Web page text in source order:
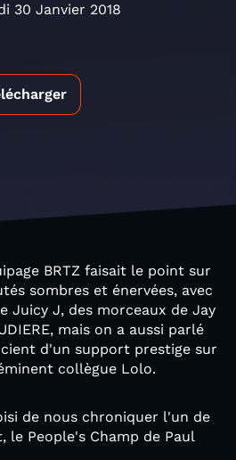
30 Janvier 2018
BRTZ faisait le point sur
sombres et énervées, avec
Juicy J, des morceaux de Jay
mais on a aussi parlé
d'un support prestige sur
collègue Lolo.
de nous chroniquer l'un de
le People's Champ de Paul